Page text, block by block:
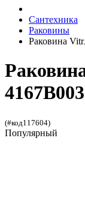
Сантехника
Раковины
Раковина
(#код117604)
Популярный